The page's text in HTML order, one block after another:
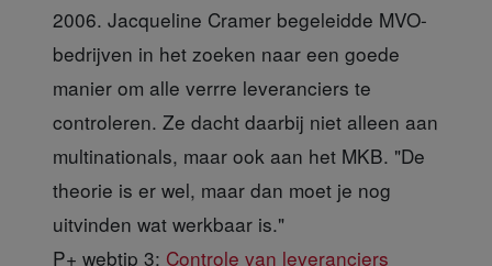
2006. Jacqueline Cramer begeleidde MVO-
bedrijven in het zoeken naar een goede
manier om alle verrre leveranciers te
controleren. Ze dacht daarbij niet alleen aan
multinationals, maar ook aan het MKB. "De
theorie is er wel, maar dan moet je nog
uitvinden wat werkbaar is."
P+ webtip 3: Controle van leveranciers